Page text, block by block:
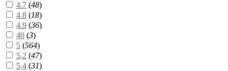
4.7 (48)
4.8 (18)
4.9 (36)
40 (3)
5 (564)
5,2 (47)
5,4 (31)